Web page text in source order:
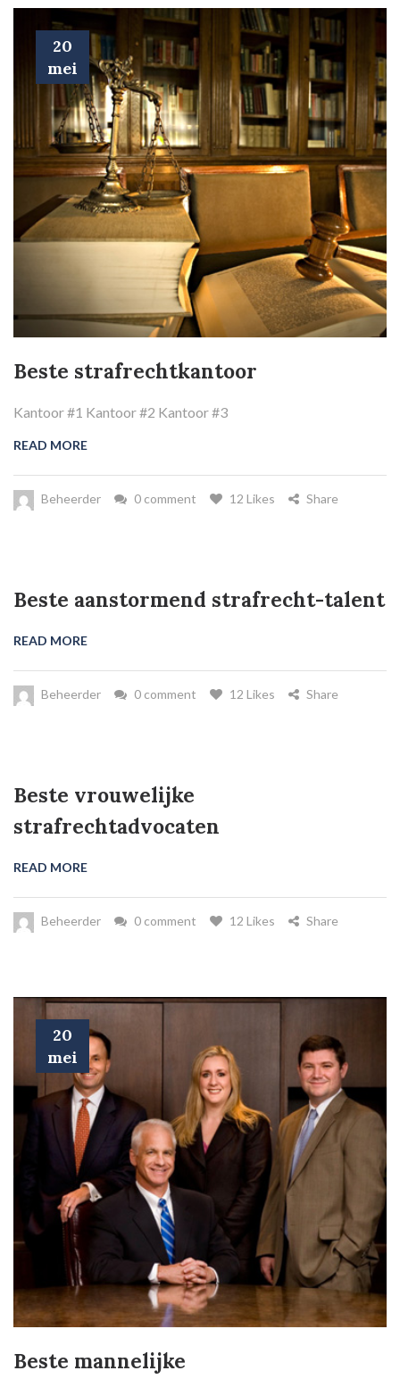
20
mei
Beste strafrechtkantoor
Kantoor #1 Kantoor #2 Kantoor #3
READ MORE
Beheerder 0 comment 12 Likes Share
Beste aanstormend strafrecht-talent
READ MORE
Beheerder 0 comment 12 Likes Share
Beste vrouwelijke
strafrechtadvocaten
READ MORE
Beheerder 0 comment 12 Likes Share
20
mei
Beste mannelijke